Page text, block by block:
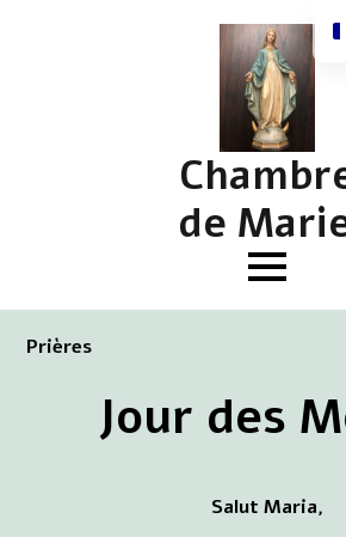
de
Prières
Jour des
Salut Maria,